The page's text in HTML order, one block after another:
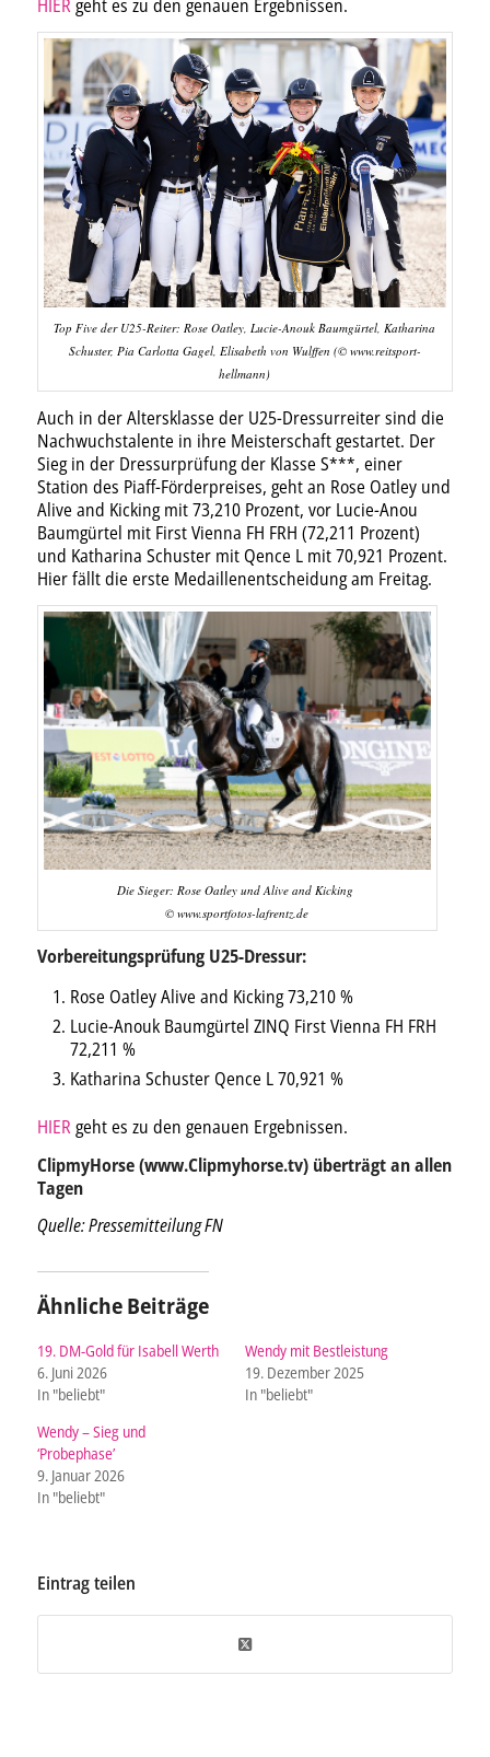
HIERgeht es zu den genauen Ergebnissen.
Top Five der U25-Reiter: Rose Oatley, Lucie-Anouk Baumgürtel, Katharina
Schuster, Pia Carlotta Gagel, Elisabeth von Wulffen (© www.reitsport-
hellmann)
Auch in der Altersklasse der U25-Dressurreiter sind die
Nachwuchstalente in ihre Meisterschaft gestartet. Der
Sieg in der Dressurprüfung der Klasse S***, einer
Station des Piaff-Förderpreises, geht an Rose Oatley und
Alive and Kicking mit 73,210 Prozent, vor Lucie-Anou
Baumgürtel mit First Vienna FH FRH (72,211 Prozent)
und Katharina Schuster mit Qence L mit 70,921 Prozent.
Hier fällt die erste Medaillenentscheidung am Freitag.
Die Sieger: Rose Oatley und Alive and Kicking
© www.sportfotos-lafrentz.de
Vorbereitungsprüfung U25-Dressur:
Rose Oatley Alive and Kicking 73,210 %
Lucie-Anouk Baumgürtel ZINQ First Vienna FH FRH
72,211 %
Katharina Schuster Qence L 70,921 %
HIERgeht es zu den genauen Ergebnissen.
ClipmyHorse (www.Clipmyhorse.tv) überträgt an allen
Tagen
Quelle: Pressemitteilung FN
Ähnliche Beiträge
19. DM-Gold für Isabell Werth
6. Juni 2026
In "beliebt"
Wendy mit Bestleistung
19. Dezember 2025
In "beliebt"
Wendy – Sieg und
‘Probephase’
9. Januar 2026
In "beliebt"
Eintrag teilen